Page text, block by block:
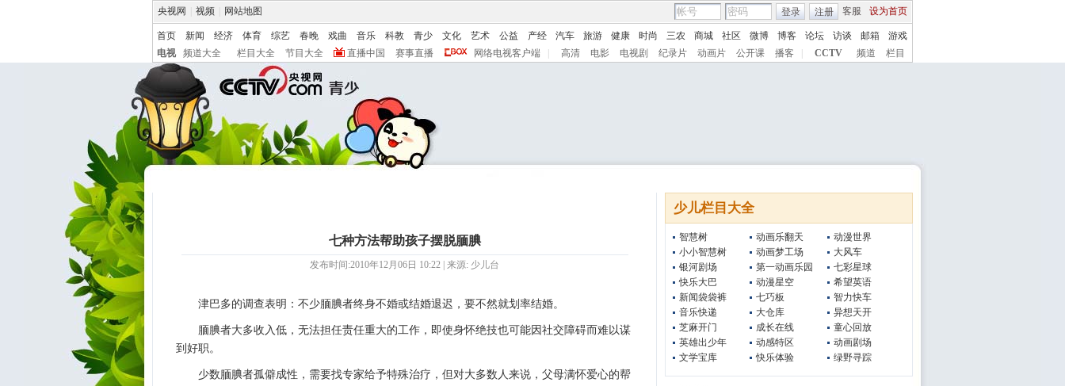
央视网 视频 网站地图 客服 设为首页
登录 注册
首页 新闻 经济 体育 综艺 春晚 戏曲 音乐 科教 青少 文化 艺术 公益 产经 汽车 旅游 健康 时尚 三农 商城 社区 微博 博客 论坛 访谈 邮箱
游戏
电视
频道大全 栏目大全 节目大全 直播中国 赛事直播 网络电视客户端 高清 电影 电视剧 纪录片 动画片 公开课 播客 CCTV 频道 栏目
少儿栏目大全
智慧树
小小智慧树
银河剧场
快乐大巴
新闻袋袋裤
音乐快递
芝麻开门
英雄出少年
文学宝库
动画乐翻天
动画梦工场
第一动画乐园
动漫星空
七巧板
大仓库
成长在线
动感特区
快乐体验
动漫世界
大风车
七彩星球
希望英语
智力快车
异想天开
童心回放
动画剧场
绿野寻踪
七种方法帮助孩子摆脱腼腆
发布时间:2010年12月06日 10:22 | 来源: 少儿台
津巴多的调查表明：不少腼腆者终身不婚或结婚退迟，要不然就划率结婚。
腼腆者大多收入低，无法担任责任重大的工作，即使身怀绝技也可能因社交障碍而难以谋
到好职。
少数腼腆者孤僻成性，需要找专家给予特殊治疗，但对大多数人来说，父母满怀爱心的帮